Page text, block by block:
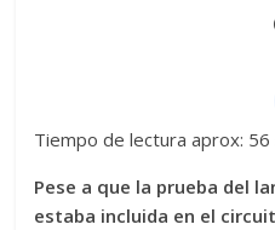
Tiempo de lectura aprox:
Pese a que la prueba del
estaba incluida en el